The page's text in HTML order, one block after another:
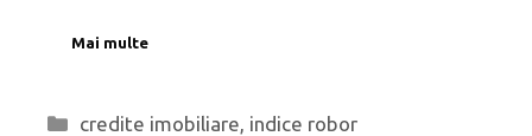
Mai multe
Categorii
credite imobiliare, indice robor